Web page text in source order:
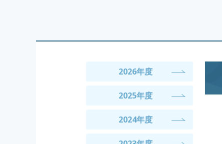
2026年度
2025年度
2024年度